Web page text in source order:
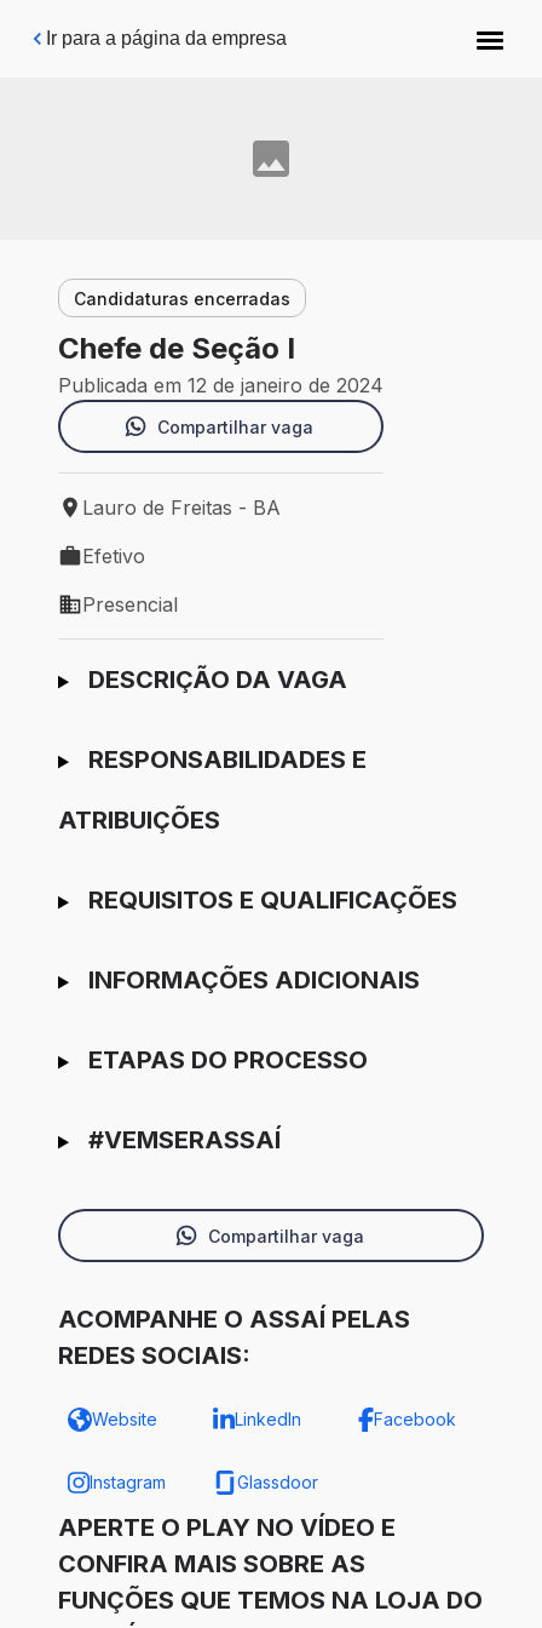
Pular para o conteúdo principal
Ir para a página da empresa
Candidaturas encerradas
Chefe de Seção I
Publicada em 12 de janeiro de 2024
Compartilhar vaga
Local de trabalho: Lauro de Freitas - BA
Lauro de Freitas - BA
Tipo de vaga: Efetivo
Efetivo
Modelo de trabalho: Presencial
Presencial
Ir para candidatura
DESCRIÇÃO DA VAGA
RESPONSABILIDADES E
ATRIBUIÇÕES
REQUISITOS E QUALIFICAÇÕES
INFORMAÇÕES ADICIONAIS
ETAPAS DO PROCESSO
#VEMSERASSAÍ
Compartilhar vaga
ACOMPANHE O ASSAÍ PELAS
REDES SOCIAIS:
Website LinkedIn Facebook
Instagram Glassdoor
APERTE O PLAY NO VÍDEO E
CONFIRA MAIS SOBRE AS
FUNÇÕES QUE TEMOS NA LOJA DO